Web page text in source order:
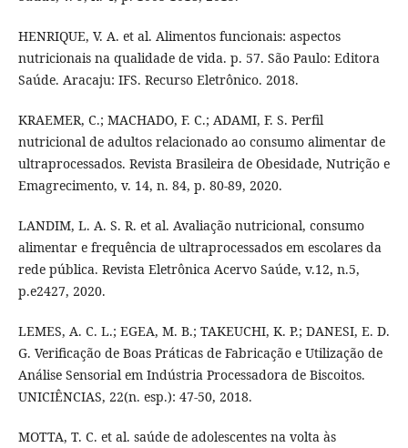
HENRIQUE, V. A. et al. Alimentos funcionais: aspectos
nutricionais na qualidade de vida. p. 57. São Paulo: Editora
Saúde. Aracaju: IFS. Recurso Eletrônico. 2018.
KRAEMER, C.; MACHADO, F. C.; ADAMI, F. S. Perfil
nutricional de adultos relacionado ao consumo alimentar de
ultraprocessados. Revista Brasileira de Obesidade, Nutrição e
Emagrecimento, v. 14, n. 84, p. 80-89, 2020.
LANDIM, L. A. S. R. et al. Avaliação nutricional, consumo
alimentar e frequência de ultraprocessados em escolares da
rede pública. Revista Eletrônica Acervo Saúde, v.12, n.5,
p.e2427, 2020.
LEMES, A. C. L.; EGEA, M. B.; TAKEUCHI, K. P.; DANESI, E. D.
G. Verificação de Boas Práticas de Fabricação e Utilização de
Análise Sensorial em Indústria Processadora de Biscoitos.
UNICIÊNCIAS, 22(n. esp.): 47-50, 2018.
MOTTA, T. C. et al. saúde de adolescentes na volta às